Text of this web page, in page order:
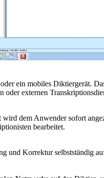
ein mobiles Diktiergerät.
externen
wird dem Anwender sofort
bearbeitet.
und Korrektur selbstständig